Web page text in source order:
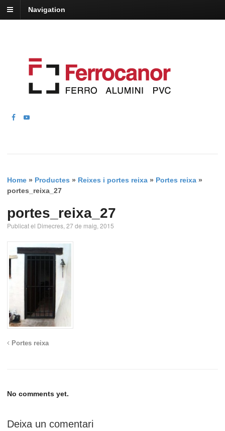
Navigation
Home » Productes » Reixes i portes reixa » Portes reixa »
portes_reixa_27
portes_reixa_27
Publicat el Dimecres, 27 de maig, 2015
Portes reixa
No comments yet.
Deixa un comentari